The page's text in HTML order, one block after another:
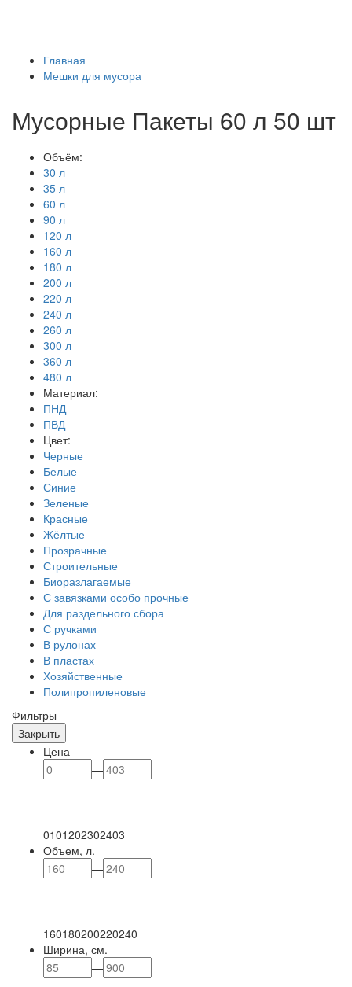
Главная
Мешки для мусора
Мусорные Пакеты 60 л 50 шт
Объём:
30 л
35 л
60 л
90 л
120 л
160 л
180 л
200 л
220 л
240 л
260 л
300 л
360 л
480 л
Материал:
ПНД
ПВД
Цвет:
Черные
Белые
Синие
Зеленые
Красные
Жёлтые
Прозрачные
Строительные
Биоразлагаемые
С завязками особо прочные
Для раздельного сбора
С ручками
В рулонах
В пластах
Хозяйственные
Полипропиленовые
Фильтры
Закрыть
Цена
—
0101202302403
Объем, л.
—
160180200220240
Ширина, см.
—